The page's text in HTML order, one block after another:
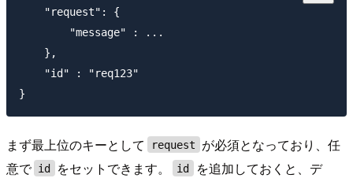
    "request": {
        "message" : ...
    },
    "id" : "req123"
まず最上位のキーとして request
が必須となっており、任
意で id をセットできます。 id
を追加しておくと、デ